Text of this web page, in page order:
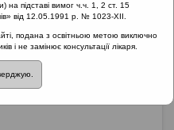
на підставі вимог ч.ч. 1, 2 ст. 15
від 12.05.1991 р. № 1023-XII.
подана з освітньою метою виключно
і не замінює консультації лікаря.